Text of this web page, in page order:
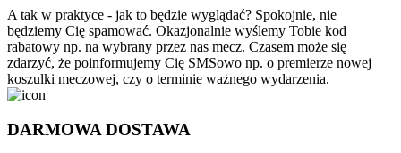
A tak w praktyce - jak to będzie wyglądać? Spokojnie, nie
będziemy Cię spamować. Okazjonalnie wyślemy Tobie kod
rabatowy np. na wybrany przez nas mecz. Czasem może się
zdarzyć, że poinformujemy Cię SMSowo np. o premierze nowej
koszulki meczowej, czy o terminie ważnego wydarzenia.
DARMOWA DOSTAWA